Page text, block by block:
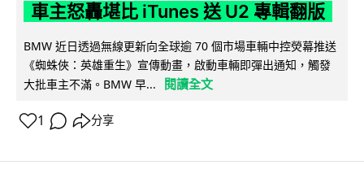
車主怒轟堪比 iTunes 送 U2 專輯翻版
BMW 近日透過無線更新向全球逾 70 個市場車輛中控熒幕推送
《蜘蛛俠：英雄重生》宣傳動畫，啟動車輛即彈出通知，觸發
大批車主不滿。BMW 早...
閱讀全文
1 分享